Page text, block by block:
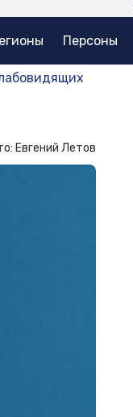
Персоны
Евгений Летов